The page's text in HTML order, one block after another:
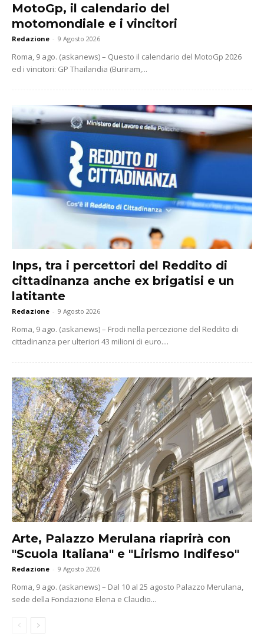
MotoGp, il calendario del
motomondiale e i vincitori
Redazione - 9 Agosto 2026
Roma, 9 ago. (askanews) – Questo il calendario del MotoGp 2026
ed i vincitori: GP Thailandia (Buriram,...
Inps, tra i percettori del Reddito di
cittadinanza anche ex brigatisi e un
latitante
Redazione - 9 Agosto 2026
Roma, 9 ago. (askanews) – Frodi nella percezione del Reddito di
cittadinanza per ulteriori 43 milioni di euro....
Arte, Palazzo Merulana riaprirà con
"Scuola Italiana" e "Lirismo Indifeso"
Redazione - 9 Agosto 2026
Roma, 9 ago. (askanews) – Dal 10 al 25 agosto Palazzo Merulana,
sede della Fondazione Elena e Claudio...